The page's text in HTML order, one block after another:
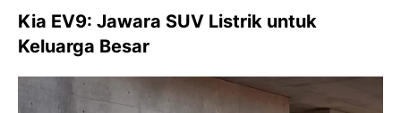
Kia EV9: Jawara SUV Listrik untuk
Keluarga Besar